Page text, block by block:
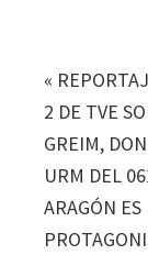
«
2 DE TVE
GREIM,
URM DEL
ARAGÓN ES